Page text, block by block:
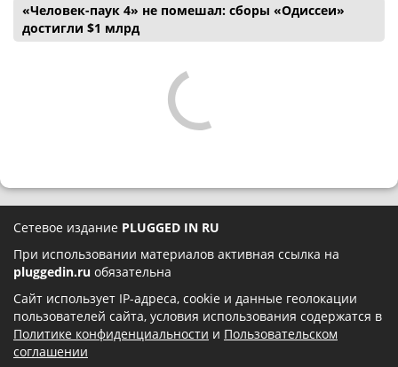
«Человек-паук 4» не помешал: сборы «Одиссеи»
достигли $1 млрд
Сетевое издание PLUGGED IN RU
При использовании материалов активная ссылка на
pluggedin.ru обязательна
Сайт использует IP-адреса, cookie и данные геолокации
пользователей сайта, условия использования содержатся в
Политике конфиденциальности и Пользовательском
соглашении